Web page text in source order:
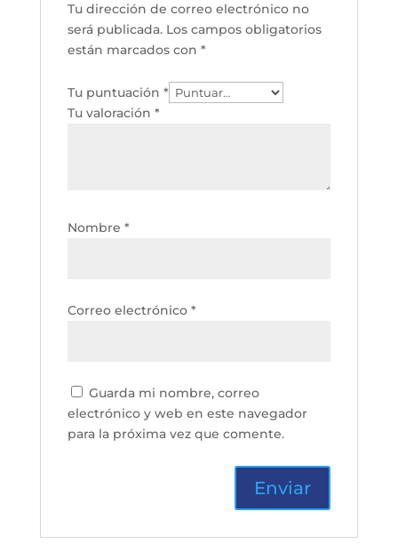
Tu dirección de correo electrónico no
será publicada. Los campos obligatorios
están marcados con *
Tu puntuación *
Tu valoración *
Nombre *
Correo electrónico *
Guarda mi nombre, correo
electrónico y web en este navegador
para la próxima vez que comente.